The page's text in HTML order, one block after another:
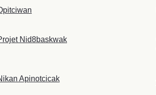
Nid8baskwak
Apinotcicak